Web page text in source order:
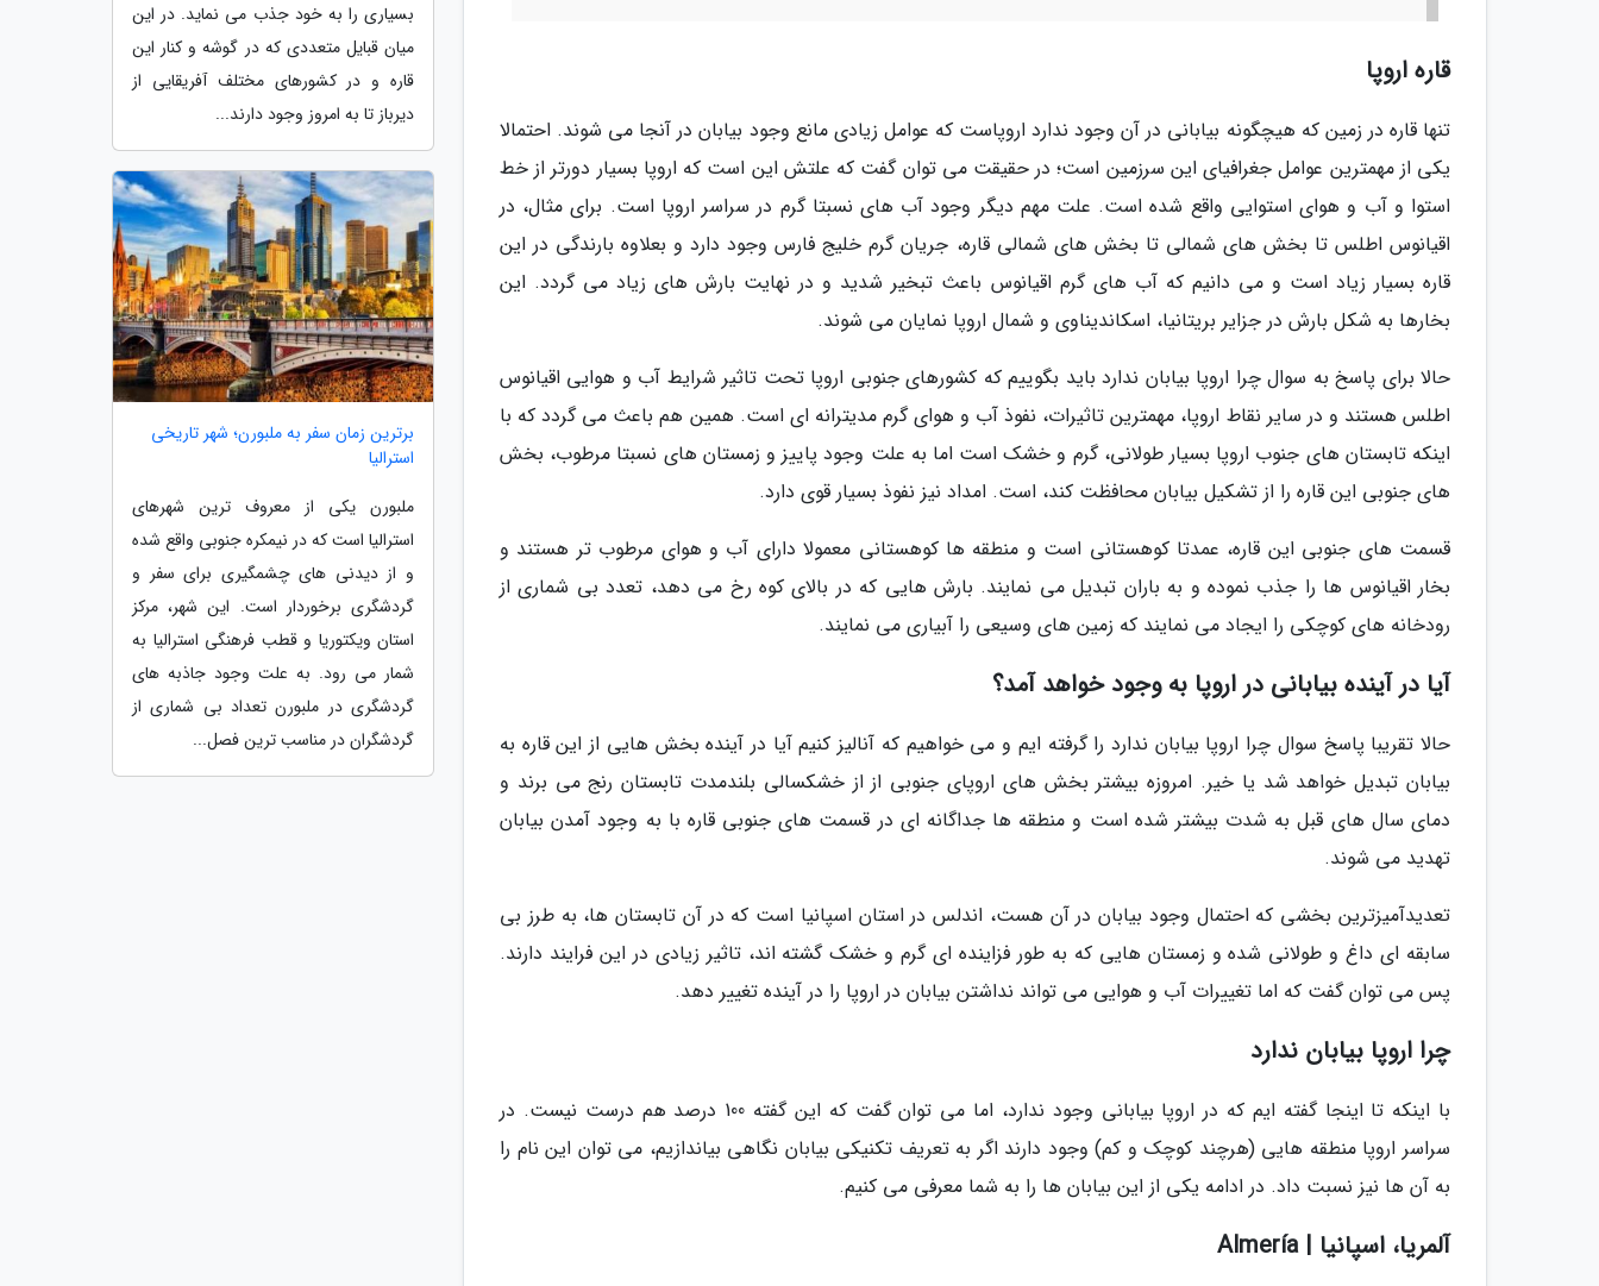
قاره اروپا
تنها قاره در زمین که هیچگونه بیابانی در آن وجود ندارد اروپاست که عوامل زیادی مانع وجود بیابان در آنجا می شوند. احتمالا
یکی از مهمترین عوامل جغرافیای این سرزمین است؛ در حقیقت می توان گفت که علتش این است که اروپا بسیار دورتر از خط
استوا و آب و هوای استوایی واقع شده است. علت مهم دیگر وجود آب های نسبتا گرم در سراسر اروپا است. برای مثال، در
اقیانوس اطلس تا بخش های شمالی تا بخش های شمالی قاره، جریان گرم خلیج فارس وجود دارد و بعلاوه بارندگی در این
قاره بسیار زیاد است و می دانیم که آب های گرم اقیانوس باعث تبخیر شدید و در نهایت بارش های زیاد می گردد. این
بخارها به شکل بارش در جزایر بریتانیا، اسکاندیناوی و شمال اروپا نمایان می شوند.
حالا برای پاسخ به سوال چرا اروپا بیابان ندارد باید بگوییم که کشورهای جنوبی اروپا تحت تاثیر شرایط آب و هوایی اقیانوس
اطلس هستند و در سایر نقاط اروپا، مهمترین تاثیرات، نفوذ آب و هوای گرم مدیترانه ای است. همین هم باعث می گردد که با
اینکه تابستان های جنوب اروپا بسیار طولانی، گرم و خشک است اما به علت وجود پاییز و زمستان های نسبتا مرطوب، بخش
های جنوبی این قاره را از تشکیل بیابان محافظت کند، است. امداد نیز نفوذ بسیار قوی دارد.
قسمت های جنوبی این قاره، عمدتا کوهستانی است و منطقه ها کوهستانی معمولا دارای آب و هوای مرطوب تر هستند و
بخار اقیانوس ها را جذب نموده و به باران تبدیل می نمایند. بارش هایی که در بالای کوه رخ می دهد، تعدد بی شماری از
رودخانه های کوچکی را ایجاد می نمایند که زمین های وسیعی را آبیاری می نمایند.
آیا در آینده بیابانی در اروپا به وجود خواهد آمد؟
حالا تقریبا پاسخ سوال چرا اروپا بیابان ندارد را گرفته ایم و می خواهیم که آنالیز کنیم آیا در آینده بخش هایی از این قاره به
بیابان تبدیل خواهد شد یا خیر. امروزه بیشتر بخش های اروپای جنوبی از از خشکسالی بلندمدت تابستان رنج می برند و
دمای سال های قبل به شدت بیشتر شده است و منطقه ها جداگانه ای در قسمت های جنوبی قاره با به وجود آمدن بیابان
تهدید می شوند.
تعدیدآمیزترین بخشی که احتمال وجود بیابان در آن هست، اندلس در استان اسپانیا است که در آن تابستان ها، به طرز بی
سابقه ای داغ و طولانی شده و زمستان هایی که به طور فزاینده ای گرم و خشک گشته اند، تاثیر زیادی در این فرایند دارند.
پس می توان گفت که اما تغییرات آب و هوایی می تواند نداشتن بیابان در اروپا را در آینده تغییر دهد.
چرا اروپا بیابان ندارد
با اینکه تا اینجا گفته ایم که در اروپا بیابانی وجود ندارد، اما می توان گفت که این گفته 100 درصد هم درست نیست. در
سراسر اروپا منطقه هایی (هرچند کوچک و کم) وجود دارند اگر به تعریف تکنیکی بیابان نگاهی بیاندازیم، می توان این نام را
به آن ها نیز نسبت داد. در ادامه یکی از این بیابان ها را به شما معرفی می کنیم.
آلمریا، اسپانیا | Almería
بسیاری را به خود جذب می نماید. در این
میان قبایل متعددی که در گوشه و کنار این
قاره و در کشورهای مختلف آفریقایی از
دیرباز تا به امروز وجود دارند...
برترین زمان سفر به ملبورن؛ شهر تاریخی
استرالیا
ملبورن یکی از معروف ترین شهرهای
استرالیا است که در نیمکره جنوبی واقع شده
و از دیدنی های چشمگیری برای سفر و
گردشگری برخوردار است. این شهر، مرکز
استان ویکتوریا و قطب فرهنگی استرالیا به
شمار می رود. به علت وجود جاذبه های
گردشگری در ملبورن تعداد بی شماری از
گردشگران در مناسب ترین فصل...